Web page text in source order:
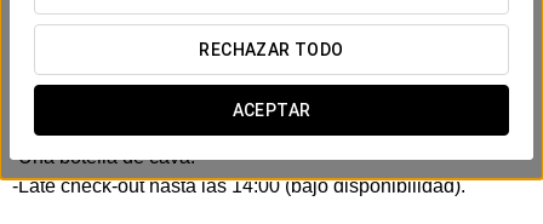
RECHAZAR TODO
ACEPTAR
escapada en un momento especial para compartir en
-Bombones.
-Una botella de cava.
-Late check-out hasta las 14:00 (bajo disponibilidad).